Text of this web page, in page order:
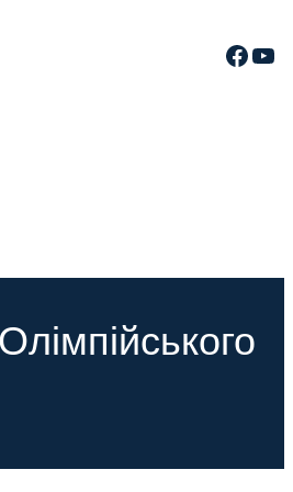
Facebook YouTube